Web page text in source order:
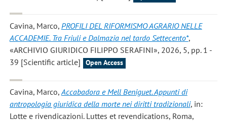
Cavina, Marco, PROFILI DEL RIFORMISMO AGRARIO NELLE
ACCADEMIE. Tra Friuli e Dalmazia nel tardo Settecento*,
«ARCHIVIO GIURIDICO FILIPPO SERAFINI», 2026, 5, pp. 1 -
39 [Scientific article]
Open Access
Cavina, Marco,Accabadora e Mell Beniguet. Appunti di
antropologia giuridica della morte nei diritti tradizionali, in:
Lotte e rivendicazioni. Luttes et revendications, Roma,